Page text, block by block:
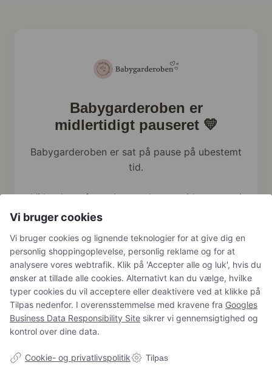
Babygarderoben er
midlertidigt pauseret 💛
Babygarderoben er sat på pause på ubestemt
tid.
Vi har brug for at bruge al vores tid og energi
på familien lige nu, og webshoppen holder
Har du tidligere bestilt hos os, håndterer vi
naturligvis stadig returneringer, reklamationer
og spørgsmål som normalt.
ms@babygarderoben.dk
Vi bruger cookies
Vi bruger cookies og lignende teknologier for at give dig en
personlig shoppingoplevelse, personlig reklame og for at
analysere vores webtrafik. Klik på 'Accepter alle og luk', hvis du
ønsker at tillade alle cookies. Alternativt kan du vælge, hvilke
typer cookies du vil acceptere eller deaktivere ved at klikke på
Tilpas nedenfor. I overensstemmelse med kravene fra Googles
Business Data Responsibility Site sikrer vi gennemsigtighed og
kontrol over dine data.
Cookie- og privatlivspolitik Tilpas